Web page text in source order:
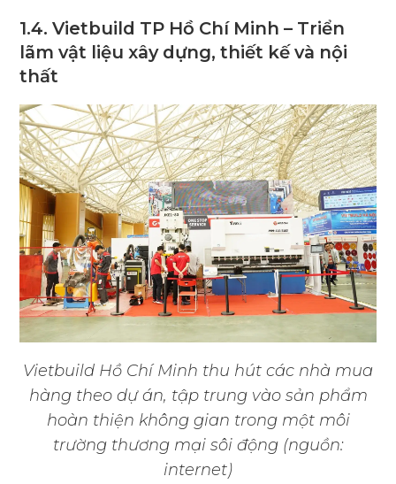
1.4. Vietbuild TP Hồ Chí Minh – Triển
lãm vật liệu xây dựng, thiết kế và nội
thất
Vietbuild Hồ Chí Minh thu hút các nhà mua
hàng theo dự án, tập trung vào sản phẩm
hoàn thiện không gian trong một môi
trường thương mại sôi động (nguồn:
internet)